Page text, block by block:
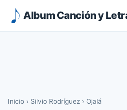
Album Canción y
Inicio › Silvio Rodríguez › Ojalá